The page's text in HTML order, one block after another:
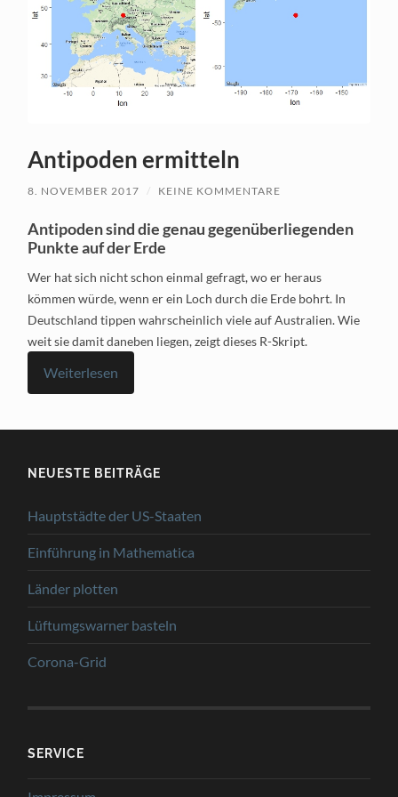
Antipoden ermitteln
8. NOVEMBER 2017 / KEINE KOMMENTARE
Antipoden sind die genau gegenüberliegenden
Punkte auf der Erde
Wer hat sich nicht schon einmal gefragt, wo er heraus
kömmen würde, wenn er ein Loch durch die Erde bohrt. In
Deutschland tippen wahrscheinlich viele auf Australien. Wie
weit sie damit daneben liegen, zeigt dieses R-Skript.
Weiterlesen
NEUESTE BEITRÄGE
Hauptstädte der US-Staaten
Einführung in Mathematica
Länder plotten
Lüftumgswarner basteln
Corona-Grid
SERVICE